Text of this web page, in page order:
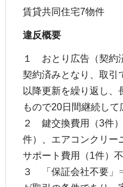
違反概要
賃貸共同住宅7物件
１ おとり広告（契約
契約済みとなり、取引
以降更新を繰り返し、
もので20日間継続して
２ 鍵交換費用（3件
件）、エアコンクリー
サポート費用（1件）
３ 「保証会社不要」